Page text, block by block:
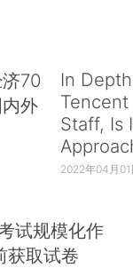
70
外
In
Staff, Is
2022年04月01
试规模化作
获取试卷